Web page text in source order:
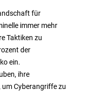
für
immer mehr
Taktiken zu
der
ein.
ihre
Cyberangriffe zu